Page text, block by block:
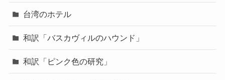
台湾のホテル
和訳「バスカヴィルのハウンド」
和訳「ピンク色の研究」